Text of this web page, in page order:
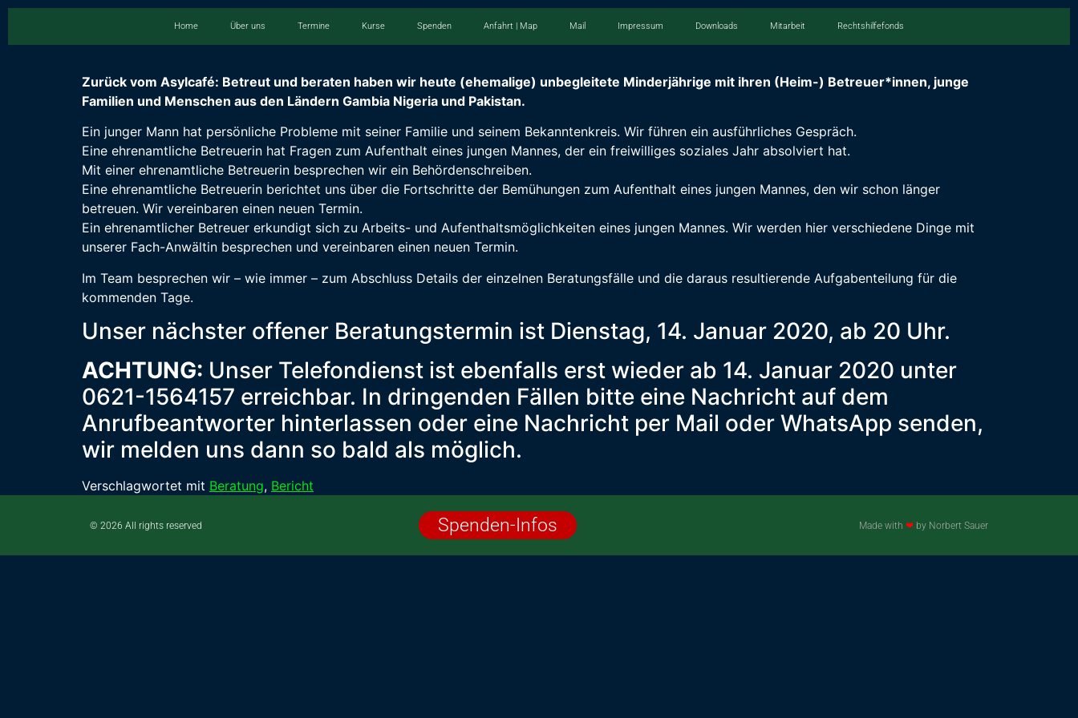
Home Über uns Termine Kurse Spenden Anfahrt | Map Mail Impressum Downloads Mitarbeit Rechtshilfefonds
Zurück vom Asylcafé: Betreut und beraten haben wir heute (ehemalige) unbegleitete Minderjährige mit ihren (Heim-) Betreuer*innen, junge
Familien und Menschen aus den Ländern Gambia Nigeria und Pakistan.
Ein junger Mann hat persönliche Probleme mit seiner Familie und seinem Bekanntenkreis. Wir führen ein ausführliches Gespräch.
Eine ehrenamtliche Betreuerin hat Fragen zum Aufenthalt eines jungen Mannes, der ein freiwilliges soziales Jahr absolviert hat.
Mit einer ehrenamtliche Betreuerin besprechen wir ein Behördenschreiben.
Eine ehrenamtliche Betreuerin berichtet uns über die Fortschritte der Bemühungen zum Aufenthalt eines jungen Mannes, den wir schon länger
betreuen. Wir vereinbaren einen neuen Termin.
Ein ehrenamtlicher Betreuer erkundigt sich zu Arbeits- und Aufenthaltsmöglichkeiten eines jungen Mannes. Wir werden hier verschiedene Dinge mit
unserer Fach-Anwältin besprechen und vereinbaren einen neuen Termin.
Im Team besprechen wir – wie immer – zum Abschluss Details der einzelnen Beratungsfälle und die daraus resultierende Aufgabenteilung für die
kommenden Tage.
Unser nächster offener Beratungstermin ist Dienstag, 14. Januar 2020, ab 20 Uhr.
ACHTUNG: Unser Telefondienst ist ebenfalls erst wieder ab 14. Januar 2020 unter
0621-1564157 erreichbar. In dringenden Fällen bitte eine Nachricht auf dem
Anrufbeantworter hinterlassen oder eine Nachricht per Mail oder WhatsApp senden,
wir melden uns dann so bald als möglich.
Verschlagwortet mit Beratung, Bericht
© 2026 All rights reserved Spenden-Infos Made with ❤ by Norbert Sauer